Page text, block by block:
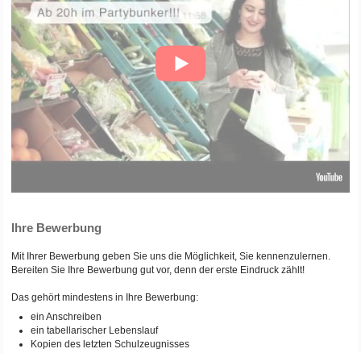
Ihre Bewerbung
Mit Ihrer Bewerbung geben Sie uns die Möglichkeit, Sie kennenzulernen.
Bereiten Sie Ihre Bewerbung gut vor, denn der erste Eindruck zählt!
Das gehört mindestens in Ihre Bewerbung:
ein Anschreiben
ein tabellarischer Lebenslauf
Kopien des letzten Schulzeugnisses